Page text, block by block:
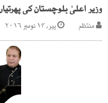
منتظم پیر, ۱۴ نومبر ۲۰۱۶